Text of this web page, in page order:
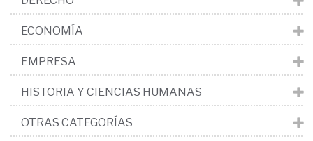
ECONOMÍA
EMPRESA
HISTORIA Y CIENCIAS HUMANAS
OTRAS CATEGORÍAS